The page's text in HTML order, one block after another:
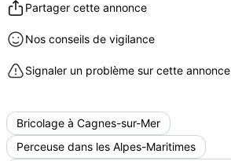
Partager cette annonce
Nos conseils de vigilance
Signaler un problème sur cette annonce
Bricolage à Cagnes-sur-Mer
Perceuse dans les Alpes-Maritimes